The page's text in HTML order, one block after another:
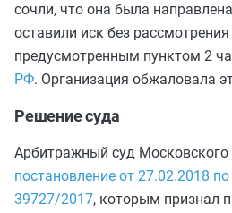
сочли, что она была
оставили иск без
предусмотренным пунктом 2
РФ. Организация обжаловала
Решение суда
Арбитражный суд Московского
постановление от 27.02.2018
39727/2017, которым признал